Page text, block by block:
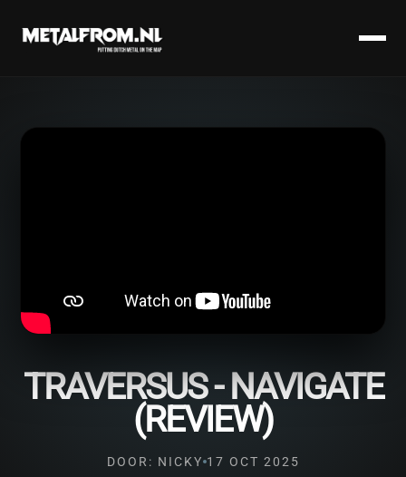
TRAVERSUS - NAVIGATE
(REVIEW)
DOOR: NICKY 17 OCT 2025